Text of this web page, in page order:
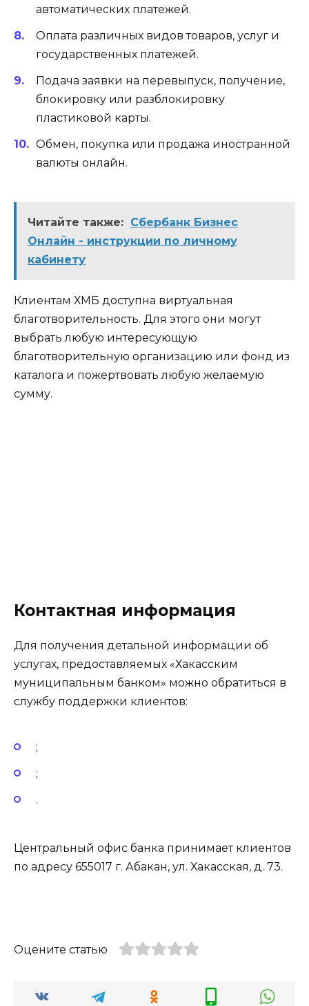
автоматических платежей.
Оплата различных видов товаров, услуг и
государственных платежей.
Подача заявки на перевыпуск, получение,
блокировку или разблокировку
пластиковой карты.
Обмен, покупка или продажа иностранной
валюты онлайн.
Читайте также: Сбербанк Бизнес
Онлайн - инструкции по личному
кабинету
Клиентам ХМБ доступна виртуальная
благотворительность. Для этого они могут
выбрать любую интересующую
благотворительную организацию или фонд из
каталога и пожертвовать любую желаемую
сумму.
Контактная информация
Для получения детальной информации об
услугах, предоставляемых «Хакасским
муниципальным банком» можно обратиться в
службу поддержки клиентов:
;
;
.
Центральный офис банка принимает клиентов
по адресу 655017 г. Абакан, ул. Хакасская, д. 73.
Оцените статью